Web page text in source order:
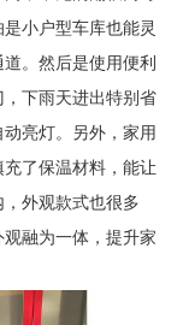
小户型车库也能灵
。然后是使用便利
下雨天进出特别省
亮灯。另外，家用
了保温材料，能让
外观款式也很多
融为一体，提升家